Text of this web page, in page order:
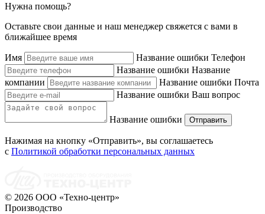
Нужна помощь?
Оставьте свои данные и наш менеджер свяжется с вами в
ближайшее время
Имя Название ошибки Телефон
Название ошибки Название
компании
Название ошибки Почта
Название ошибки Ваш вопрос
Название ошибки Отправить
Нажимая на кнопку «Отправить», вы соглашаетесь
с Политикой обработки персональных данных
© 2026 ООО «Техно-центр»
Производство